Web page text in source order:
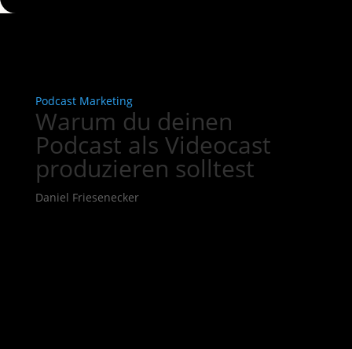
Podcast Marketing
Warum du deinen
Podcast als Videocast
produzieren solltest
Daniel Friesenecker